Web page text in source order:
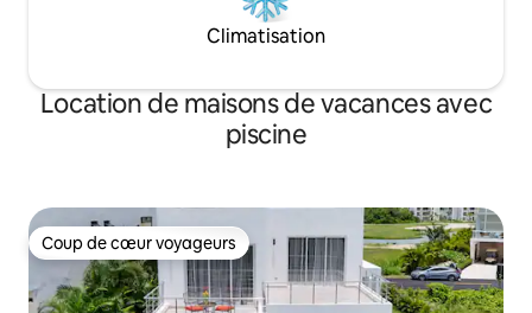
Climatisation
Location de maisons de vacances avec
piscine
Coup de cœur voyageurs
Coup de cœur voyageurs